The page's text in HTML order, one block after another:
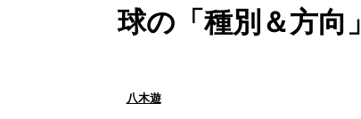
球の「種別＆方向
八木遊